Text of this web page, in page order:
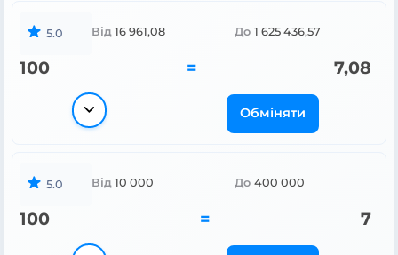
5.0 Від 16 961,08 До 1 625 436,57
100 = 7,08
Обміняти
5.0 Від 10 000 До 400 000
100 = 7